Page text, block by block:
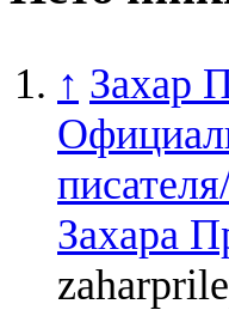
↑ Захар
Захара